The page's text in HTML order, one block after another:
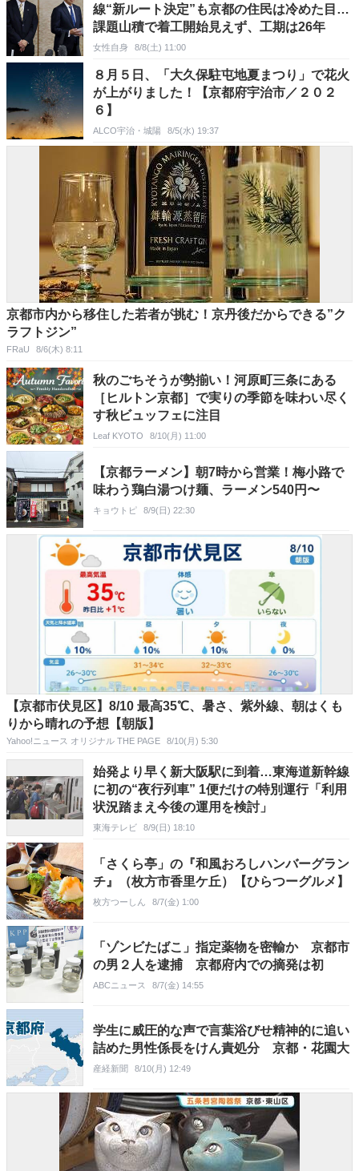
線“新ルート決定”も京都の住民は冷めた目…
課題山積で着工開始見えず、工期は26年
女性自身 8/8(土) 11:00
８月５日、「大久保駐屯地夏まつり」で花火
が上がりました！【京都府宇治市／２０２
６】
ALCO宇治・城陽 8/5(水) 19:37
京都市内から移住した若者が挑む！京丹後だからできる”ク
ラフトジン”
FRaU 8/6(木) 8:11
秋のごちそうが勢揃い！河原町三条にある
［ヒルトン京都］で実りの季節を味わい尽く
す秋ビュッフェに注目
Leaf KYOTO 8/10(月) 11:00
【京都ラーメン】朝7時から営業！梅小路で
味わう鶏白湯つけ麺、ラーメン540円〜
キョウトピ 8/9(日) 22:30
【京都市伏見区】8/10 最高35℃、暑さ、紫外線、朝はくも
りから晴れの予想【朝版】
Yahoo!ニュース オリジナル THE PAGE 8/10(月) 5:30
始発より早く新大阪駅に到着…東海道新幹線
に初の“夜行列車” 1便だけの特別運行「利用
状況踏まえ今後の運用を検討」
東海テレビ 8/9(日) 18:10
「さくら亭」の『和風おろしハンバーグラン
チ』（枚方市香里ケ丘）【ひらつーグルメ】
枚方つーしん 8/7(金) 1:00
「ゾンビたばこ」指定薬物を密輸か 京都市
の男２人を逮捕 京都府内での摘発は初
ABCニュース 8/7(金) 14:55
学生に威圧的な声で言葉浴びせ精神的に追い
詰めた男性係長をけん責処分 京都・花園大
産経新聞 8/10(月) 12:49